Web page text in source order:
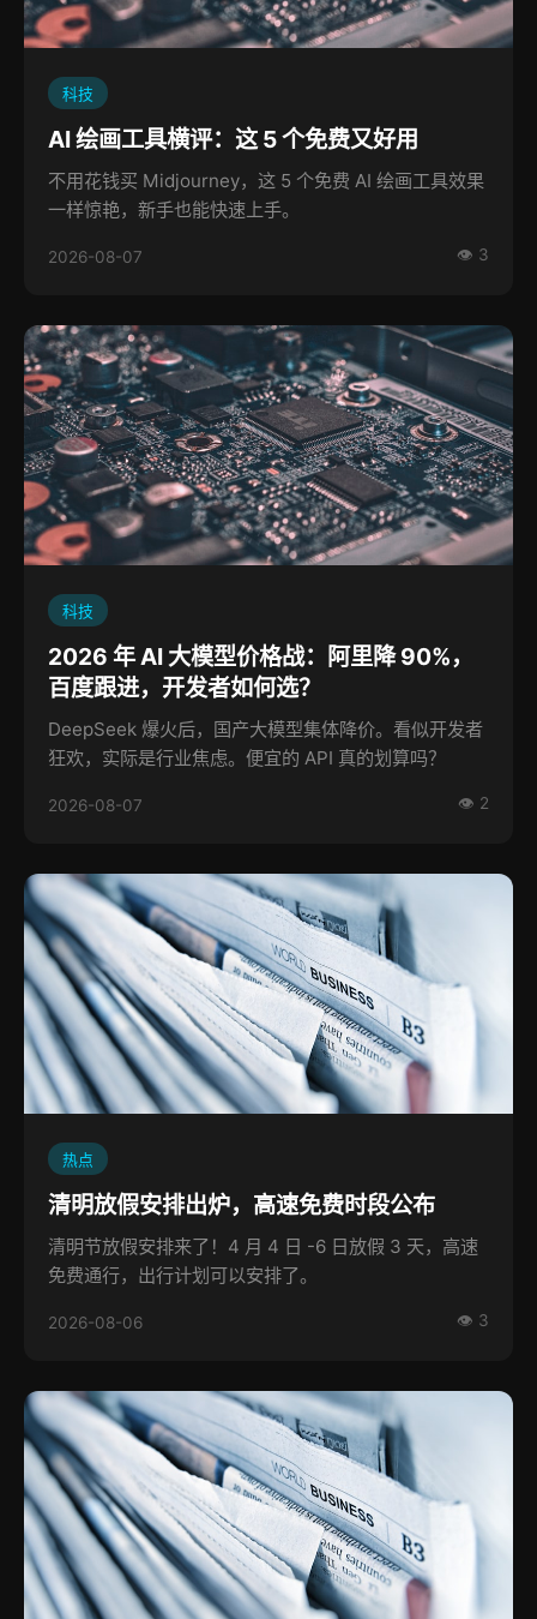
科技
AI 绘画工具横评：这 5 个免费又好用
不用花钱买 Midjourney，这 5 个免费 AI 绘画工具效果
一样惊艳，新手也能快速上手。
2026-08-07 👁 3
科技
2026 年 AI 大模型价格战：阿里降 90%，
百度跟进，开发者如何选？
DeepSeek 爆火后，国产大模型集体降价。看似开发者
狂欢，实际是行业焦虑。便宜的 API 真的划算吗？
2026-08-07 👁 2
热点
清明放假安排出炉，高速免费时段公布
清明节放假安排来了！4 月 4 日 -6 日放假 3 天，高速
免费通行，出行计划可以安排了。
2026-08-06 👁 3